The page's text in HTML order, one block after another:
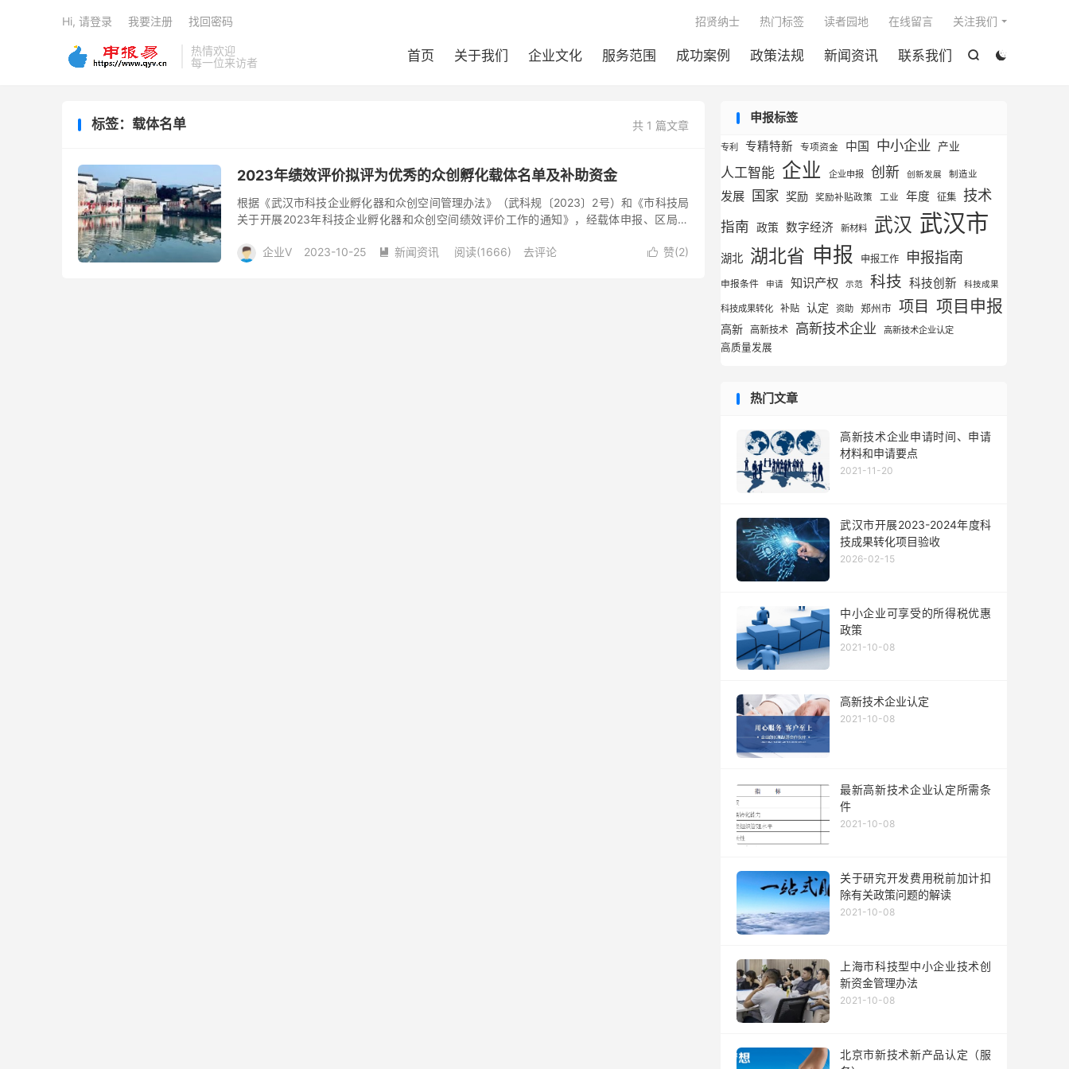
热情欢迎
每一位来访者


首页 关于我们 企业文化 服务范围 成功案例 政策法规 新闻资讯 联系我们
招贤纳士 热门标签 读者园地 在线留言 关注我们
Hi, 请登录 我要注册 找回密码
共 1 篇文章
标签：载体名单
2023年绩效评价拟评为优秀的众创孵化载体名单及补助资金
根据《武汉市科技企业孵化器和众创空间管理办法》（武科规〔2023〕2号）和《市科技局
关于开展2023年科技企业孵化器和众创空间绩效评价工作的通知》，经载体申报、区局推
 赞(2)
企业V 2023-10-25  新闻资讯 阅读(1666) 去评论
申报标签
专利 专精特新 专项资金 中国 中小企业 产业
人工智能 企业 企业申报 创新 创新发展 制造业
发展 国家 奖励 奖励补贴政策 工业 年度 征集 技术
指南 政策 数字经济 新材料 武汉 武汉市
湖北 湖北省 申报 申报工作 申报指南
申报条件 申请 知识产权 示范 科技 科技创新 科技成果
科技成果转化 补贴 认定 资助 郑州市 项目 项目申报
高新 高新技术 高新技术企业 高新技术企业认定
高质量发展
热门文章
高新技术企业申请时间、申请
材料和申请要点
2021-11-20
武汉市开展2023-2024年度科
技成果转化项目验收
2026-02-15
中小企业可享受的所得税优惠
政策
2021-10-08
高新技术企业认定
2021-10-08
最新高新技术企业认定所需条
件
2021-10-08
关于研究开发费用税前加计扣
除有关政策问题的解读
2021-10-08
上海市科技型中小企业技术创
新资金管理办法
2021-10-08
北京市新技术新产品认定（服